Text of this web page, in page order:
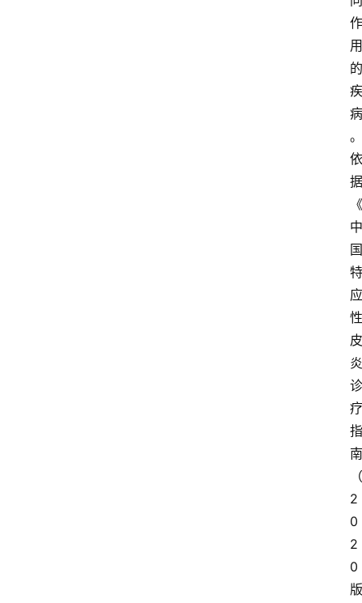
作
用
的
疾
病
。
依
据
《
中
国
特
应
性
皮
炎
诊
疗
指
南
（
2
0
2
0
版